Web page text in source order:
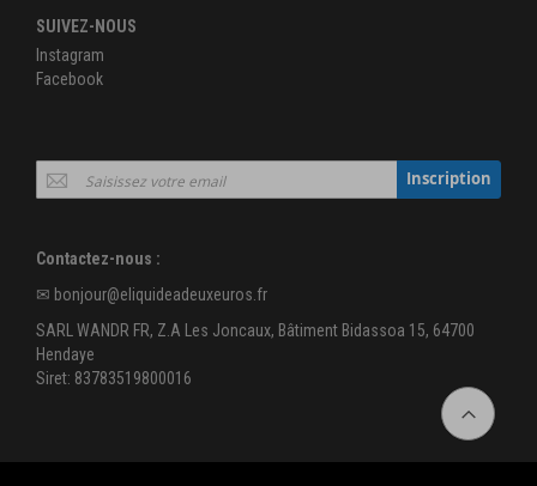
SUIVEZ-NOUS
Instagram
Facebook
Inscription
à
:
Inscription
Contactez-nous :
✉ bonjour@eliquideadeuxeuros.fr
SARL WANDR FR, Z.A Les Joncaux, Bâtiment Bidassoa 15, 64700
Hendaye
Siret: 83783519800016